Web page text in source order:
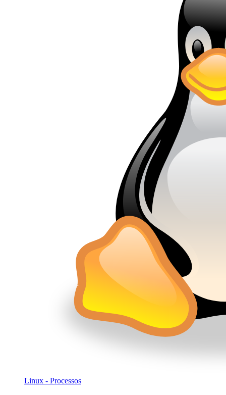
Linux - Processos